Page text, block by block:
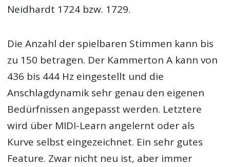
Neidhardt 1724 bzw. 1729.
Die Anzahl der spielbaren Stimmen kann bis
zu 150 betragen. Der Kammerton A kann von
436 bis 444 Hz eingestellt und die
Anschlagdynamik sehr genau den eigenen
Bedürfnissen angepasst werden. Letztere
wird über MIDI-Learn angelernt oder als
Kurve selbst eingezeichnet. Ein sehr gutes
Feature. Zwar nicht neu ist, aber immer